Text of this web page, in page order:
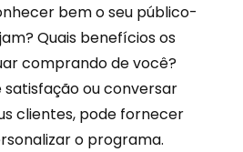
bem o seu público-
Quais benefícios os
comprando de você?
satisfação ou conversar
clientes, pode fornecer
o programa.